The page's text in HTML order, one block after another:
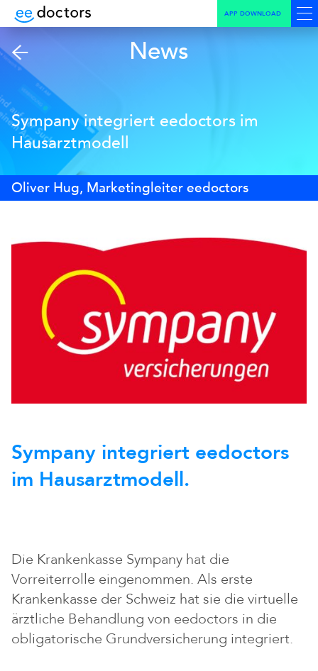
APP DOWNLOAD
News
Sympany integriert eedoctors im
Hausarztmodell
Oliver Hug, Marketingleiter eedoctors
Sympany integriert eedoctors
im Hausarztmodell.
Die Krankenkasse Sympany hat die
Vorreiterrolle eingenommen. Als erste
Krankenkasse der Schweiz hat sie die virtuelle
ärztliche Behandlung von eedoctors in die
obligatorische Grundversicherung integriert.